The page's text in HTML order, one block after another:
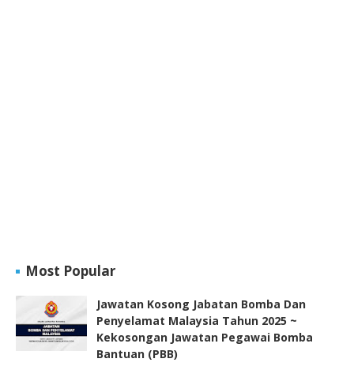
Most Popular
Jawatan Kosong Jabatan Bomba Dan
Penyelamat Malaysia Tahun 2025 ~
Kekosongan Jawatan Pegawai Bomba
Bantuan (PBB)